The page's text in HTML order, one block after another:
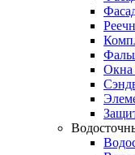
Окна